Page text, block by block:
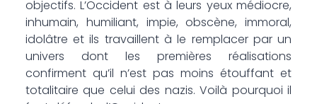
objectifs. L’Occident est à leurs yeux médiocre,
inhumain, humiliant, impie, obscène, immoral,
idolâtre et ils travaillent à le remplacer par un
univers dont les premières réalisations
confirment qu’il n’est pas moins étouffant et
totalitaire que celui des nazis. Voilà pourquoi il